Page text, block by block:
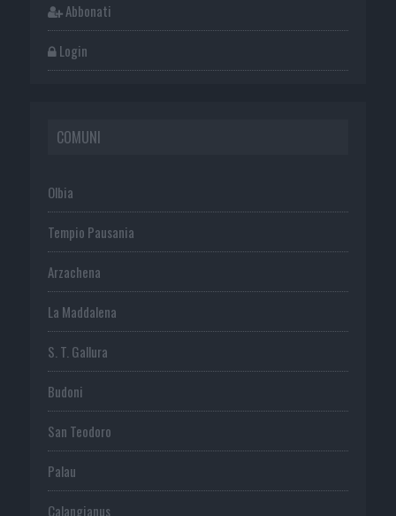
Abbonati
Login
COMUNI
Olbia
Tempio Pausania
Arzachena
La Maddalena
S. T. Gallura
Budoni
San Teodoro
Palau
Calangianus